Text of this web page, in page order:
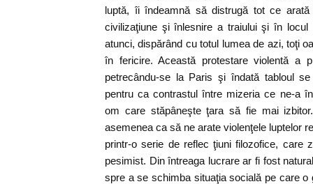
luptă, îi îndeamnă să distrugă tot ce
civilizaţiune şi înlesnire a traiului şi în
atunci, dispărând cu totul lumea de azi, toţi
în fericire. Această protestare violentă a
petrecându-se la Paris şi îndată tabloul
pentru ca contrastul între mizeria ce ne-a
om care stăpâneşte ţara să fie mai
asemenea ca să ne arate violenţele luptelor
printr-o serie de reflec ţiuni filozofice, care
pesimist. Din întreaga lucrare ar fi fost
spre a se schimba situaţia socială pe care o